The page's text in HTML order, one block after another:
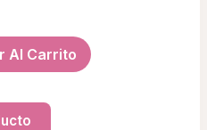
Al Carrito